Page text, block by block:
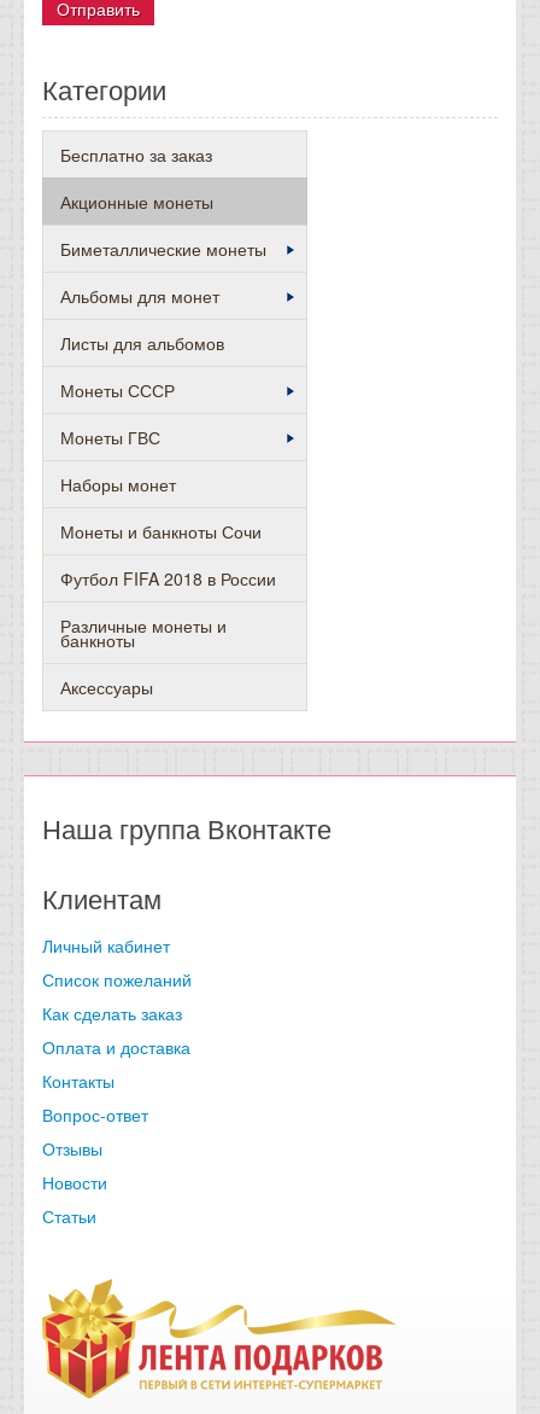
Категории
Бесплатно за заказ
Акционные монеты
Биметаллические монеты
Альбомы для монет
Листы для альбомов
Монеты СССР
Монеты ГВС
Наборы монет
Монеты и банкноты Сочи
Футбол FIFA 2018 в России
Различные монеты и
банкноты
Аксессуары
Наша группа Вконтакте
Клиентам
Личный кабинет
Список пожеланий
Как сделать заказ
Оплата и доставка
Контакты
Вопрос-ответ
Отзывы
Новости
Статьи